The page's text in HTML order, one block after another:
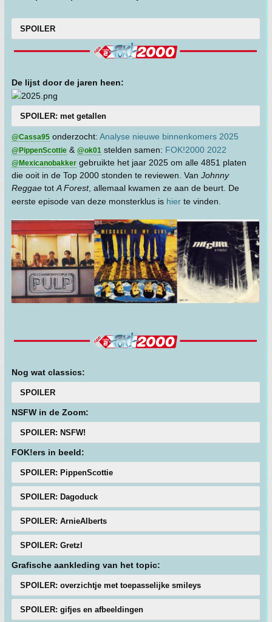
SPOILER
De lijst door de jaren heen:
SPOILER: met getallen
@Cassa95 onderzocht: Analyse nieuwe binnenkomers 2025
@PippenScottie & @ok01 stelden samen: FOK!2000 2022
@Mexicanobakker gebruikte het jaar 2025 om alle 4851 platen
die ooit in de Top 2000 stonden te reviewen. Van Johnny
Reggae tot A Forest, allemaal kwamen ze aan de beurt. De
eerste episode van deze monsterklus is hier te vinden.
Nog wat classics:
SPOILER
NSFW in de Zoom:
SPOILER: NSFW!
FOK!ers in beeld:
SPOILER: PippenScottie
SPOILER: Dagoduck
SPOILER: ArnieAlberts
SPOILER: Gretzl
Grafische aankleding van het topic:
SPOILER: overzichtje met toepasselijke smileys
SPOILER: gifjes en afbeeldingen